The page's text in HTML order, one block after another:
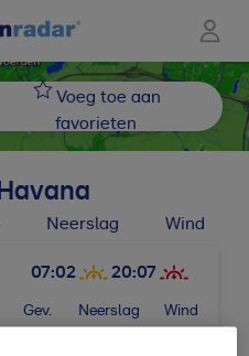
Voeg toe aan
favorieten
Havana
Neerslag Wind
07:02 20:07
Gev. Neerslag Wind